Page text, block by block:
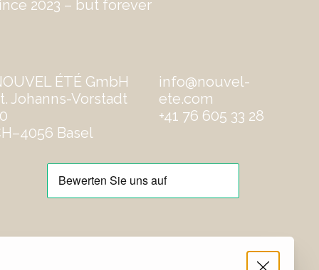
2023 – but forever
ÉTÉ GmbH
Johanns-Vorstadt
Basel
info@nouvel-
ete.com
‭+41 76 605 33 28